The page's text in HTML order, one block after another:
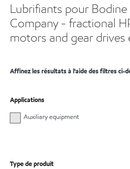
Lubrifiants pour Bodine
Company - fractional
motors and gear drives
Affinez les résultats à l'aide des filtres ci-
Applications
Auxiliary equipment
Type de produit